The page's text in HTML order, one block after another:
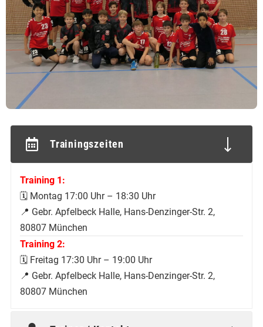
Trainingszeiten
Training 1:
🗓️ Montag 17:00 Uhr – 18:30 Uhr
📍 Gebr. Apfelbeck Halle, Hans-Denzinger-Str. 2,
80807 München
Training 2:
🗓️ Freitag 17:30 Uhr – 19:00 Uhr
📍 Gebr. Apfelbeck Halle, Hans-Denzinger-Str. 2,
80807 München